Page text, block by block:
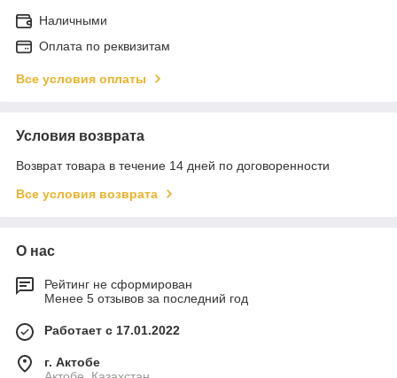
Наличными
Оплата по реквизитам
Все условия оплаты
Условия возврата
Возврат товара в течение 14 дней по договоренности
Все условия возврата
О нас
Рейтинг не сформирован
Менее 5 отзывов за последний год
Работает с 17.01.2022
г. Актобе